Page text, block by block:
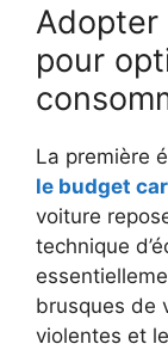
Adopter
pour
La première
le budget
voiture
technique
brusques de
violentes et